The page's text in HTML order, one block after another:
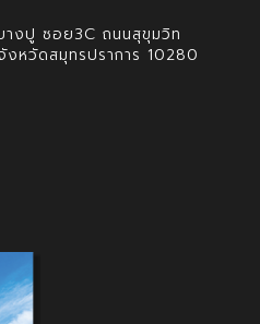
งปู ซอย3C ถนนสุขุมวิท
งหวัดสมุทรปราการ 10280